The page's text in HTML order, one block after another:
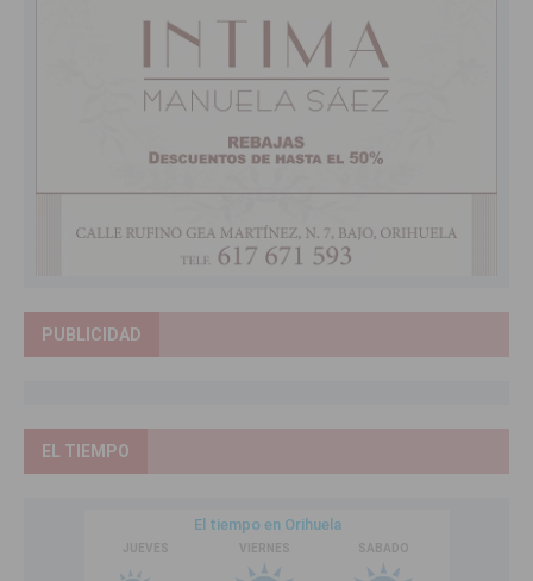
PUBLICIDAD
EL TIEMPO